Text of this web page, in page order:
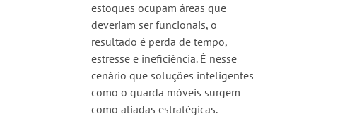
estoques ocupam áreas que
deveriam ser funcionais, o
resultado é perda de tempo,
estresse e ineficiência. É nesse
cenário que soluções inteligentes
como o guarda móveis surgem
como aliadas estratégicas.